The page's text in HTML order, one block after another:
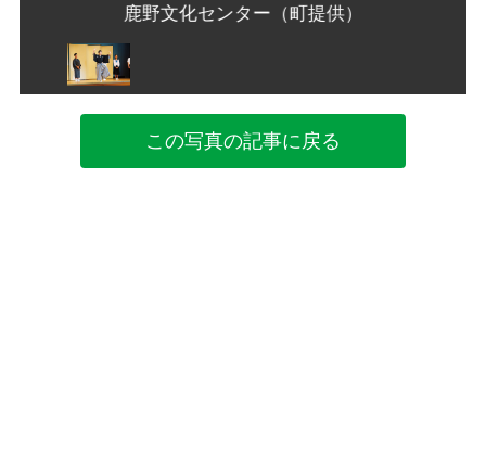
鹿野文化センター（町提供）
この写真の記事に戻る